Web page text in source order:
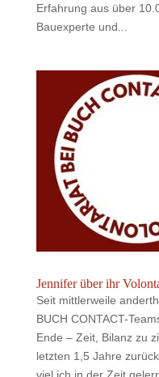
Erfahrung aus über
Bauexperte und...
Jennifer über ihr
Seit mittlerweile
BUCH CONTACT-
Ende – Zeit, Bilanz zu
letzten 1,5 Jahre